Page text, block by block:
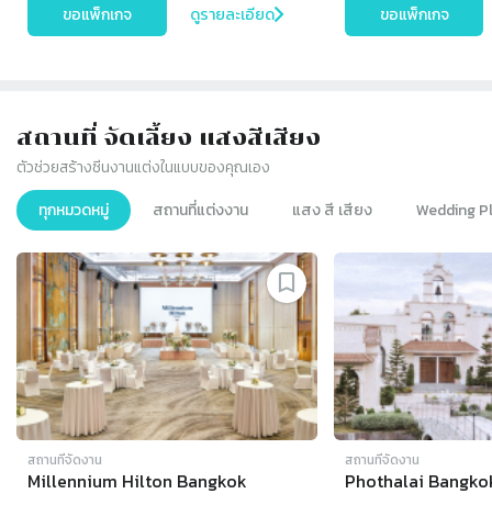
ขอแพ็กเกจ ดูรายละเอียด ขอแพ็กเกจ
สถานที่ จัดเลี้ยง แสงสีเสียง
ตัวช่วยสร้างซีนงานแต่งในแบบของคุณเอง
ทุกหมวดหมู่
สถานที่แต่งงาน แสง สี เสียง Wedding
Slide 1 of 8
สถานที่จัดงาน
Millennium Hilton Bangkok
สถานที่จัดงาน
Phothalai